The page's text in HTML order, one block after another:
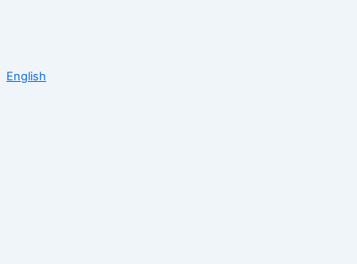
English